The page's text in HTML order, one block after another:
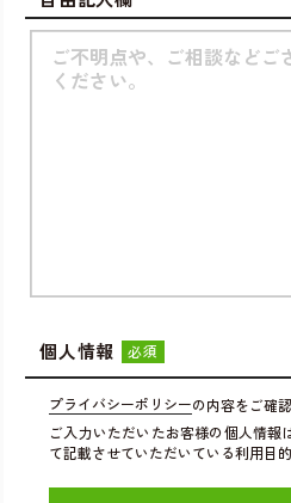
個人情報 必須
プライバシーポリシーの内容をご確
ご入力いただいたお客様の個人情報
て記載させていただいている利用目